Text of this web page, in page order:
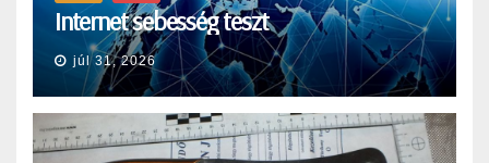
Internet sebesség teszt
júl 31, 2026